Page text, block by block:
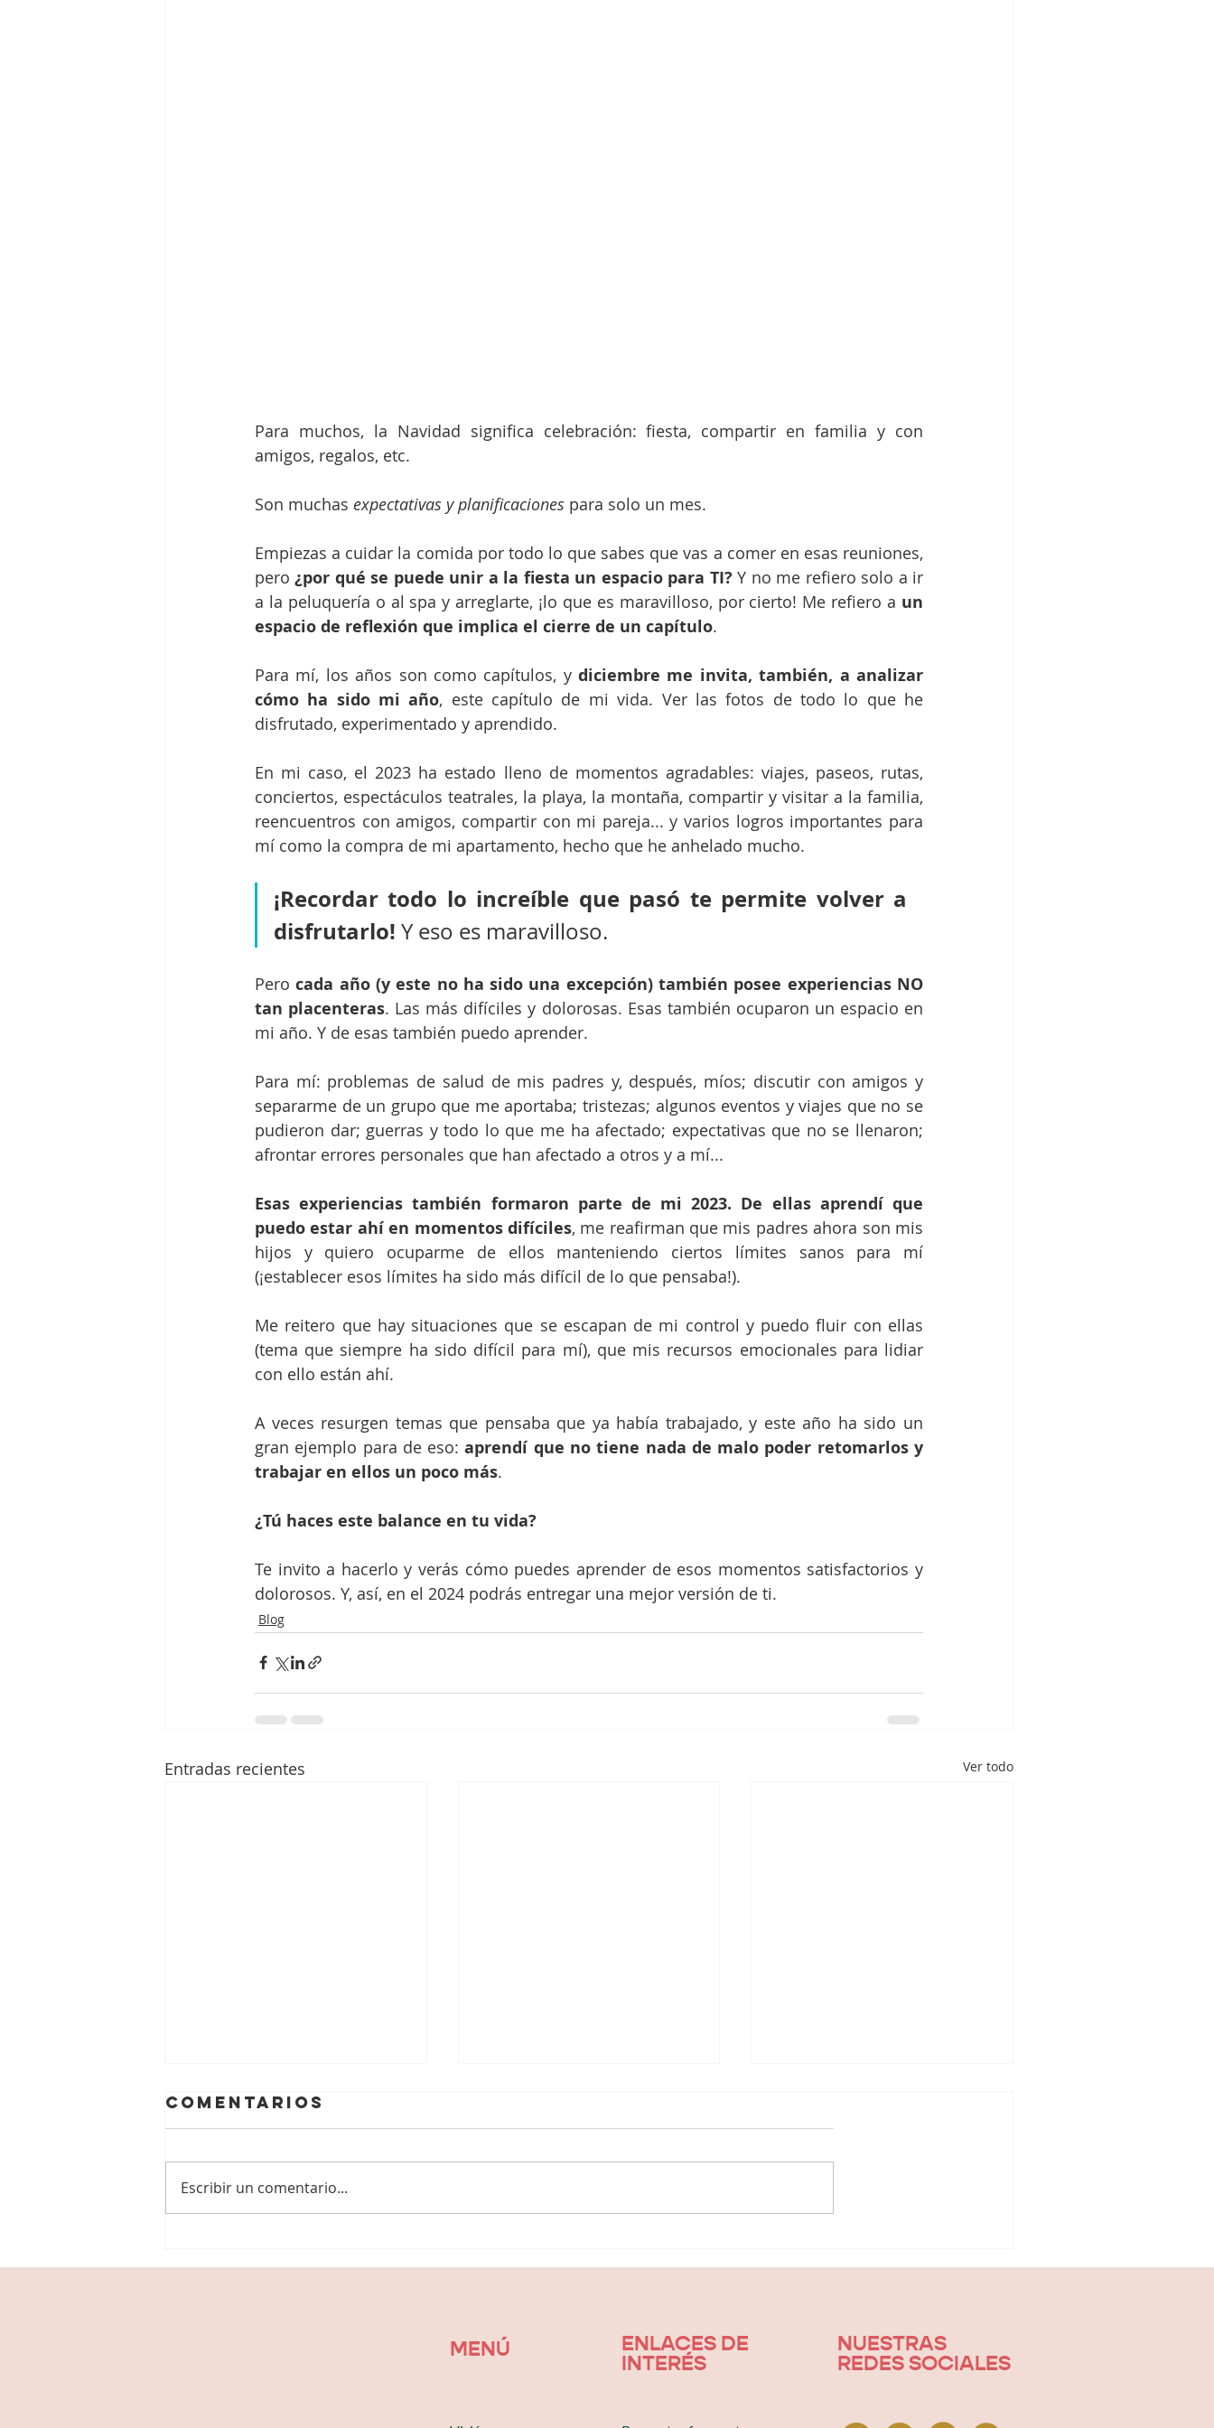
Para muchos, la Navidad significa celebración: fiesta, compartir en familia y con
amigos, regalos, etc.
Son muchas expectativas y planificaciones para solo un mes.
Empiezas a cuidar la comida por todo lo que sabes que vas a comer en esas reuniones,
pero ¿por qué se puede unir a la fiesta un espacio para TI? Y no me refiero solo a ir
a la peluquería o al spa y arreglarte, ¡lo que es maravilloso, por cierto! Me refiero a un
espacio de reflexión que implica el cierre de un capítulo.
Para mí, los años son como capítulos, y diciembre me invita, también, a analizar
cómo ha sido mi año, este capítulo de mi vida. Ver las fotos de todo lo que he
disfrutado, experimentado y aprendido.
En mi caso, el 2023 ha estado lleno de momentos agradables: viajes, paseos, rutas,
conciertos, espectáculos teatrales, la playa, la montaña, compartir y visitar a la familia,
reencuentros con amigos, compartir con mi pareja... y varios logros importantes para
mí como la compra de mi apartamento, hecho que he anhelado mucho.
¡Recordar todo lo increíble que pasó te permite volver a
disfrutarlo! Y eso es maravilloso.
Pero cada año (y este no ha sido una excepción) también posee experiencias NO
tan placenteras. Las más difíciles y dolorosas. Esas también ocuparon un espacio en
mi año. Y de esas también puedo aprender.
Para mí: problemas de salud de mis padres y, después, míos; discutir con amigos y
separarme de un grupo que me aportaba; tristezas; algunos eventos y viajes que no se
pudieron dar; guerras y todo lo que me ha afectado; expectativas que no se llenaron;
afrontar errores personales que han afectado a otros y a mí...
Esas experiencias también formaron parte de mi 2023. De ellas aprendí que
puedo estar ahí en momentos difíciles, me reafirman que mis padres ahora son mis
hijos y quiero ocuparme de ellos manteniendo ciertos límites sanos para mí
(¡establecer esos límites ha sido más difícil de lo que pensaba!).
Me reitero que hay situaciones que se escapan de mi control y puedo fluir con ellas
(tema que siempre ha sido difícil para mí), que mis recursos emocionales para lidiar
con ello están ahí.
A veces resurgen temas que pensaba que ya había trabajado, y este año ha sido un
gran ejemplo para de eso: aprendí que no tiene nada de malo poder retomarlos y
trabajar en ellos un poco más.
¿Tú haces este balance en tu vida?
Te invito a hacerlo y verás cómo puedes aprender de esos momentos satisfactorios y
dolorosos. Y, así, en el 2024 podrás entregar una mejor versión de ti.
Blog
Entradas recientes Ver todo
autocuidado
colectivo:
hacia una
la comida
Comentarios
Escribir un comentario...
MENÚ
ENLACES DE
INTERÉS
NUESTRAS
REDES SOCIALES